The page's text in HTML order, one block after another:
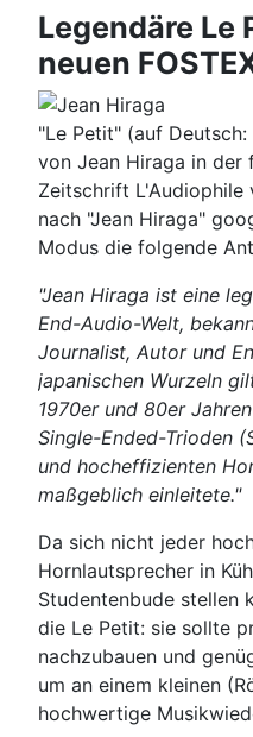
Legendäre Le
neuen
"Le Petit" (auf
von Jean Hiraga in der
Zeitschrift L'Audiophile
nach "Jean Hiraga"
Modus die folgende
"Jean Hiraga ist eine
End-Audio-Welt,
Journalist, Autor und
japanischen Wurzeln
1970er und 80er
Single-Ended-Trioden
und hocheffizienten
maßgeblich einleitete."
Da sich nicht jeder
Hornlautsprecher in
Studentenbude stellen
die Le Petit: sie sollte
nachzubauen und
um an einem kleinen
hochwertige